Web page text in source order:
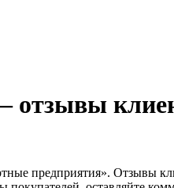
отзывы
предприятия». Отзывы